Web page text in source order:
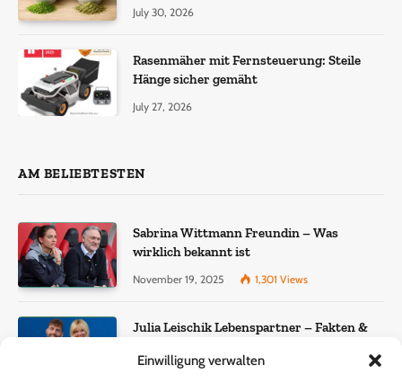
Einwilligung verwalten
July 30, 2026
Rasenmäher mit Fernsteuerung: Steile
Hänge sicher gemäht
July 27, 2026
AM BELIEBTESTEN
Sabrina Wittmann Freundin – Was
wirklich bekannt ist
November 19, 2025 1,301 Views
Julia Leischik Lebenspartner – Fakten &